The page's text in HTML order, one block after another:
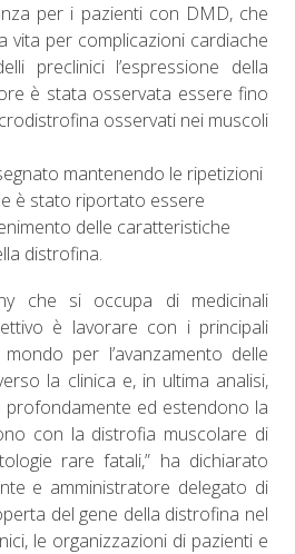
per i pazienti con DMD, che
vita per complicazioni cardiache
preclinici l’espressione della
è stata osservata essere fino
osservati nei muscoli
mantenendo le ripetizioni
è stato riportato essere
delle caratteristiche
distrofina.
che si occupa di medicinali
è lavorare con i principali
per l’avanzamento delle
la clinica e, in ultima analisi,
ed estendono la
con la distrofia muscolare di
rare fatali,” ha dichiarato
e amministratore delegato di
del gene della distrofina nel
le organizzazioni di pazienti e